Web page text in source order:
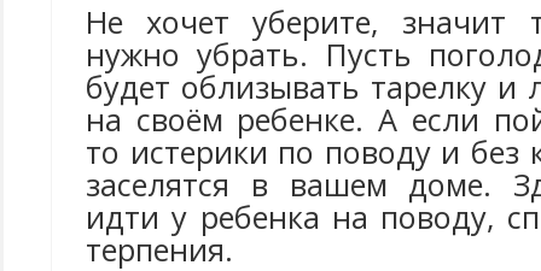
Не хочет уберите, значит
нужно убрать. Пусть
будет облизывать тарелку и
на своём ребенке. А если
то истерики по поводу и без
заселятся в вашем доме.
идти у ребенка на поводу,
терпения.